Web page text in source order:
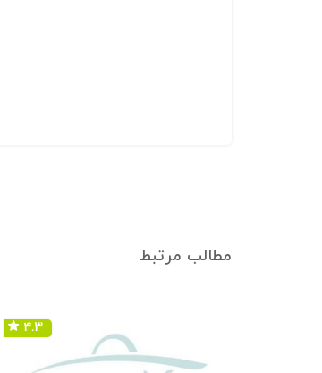
مطالب مرتبط
۴.۳